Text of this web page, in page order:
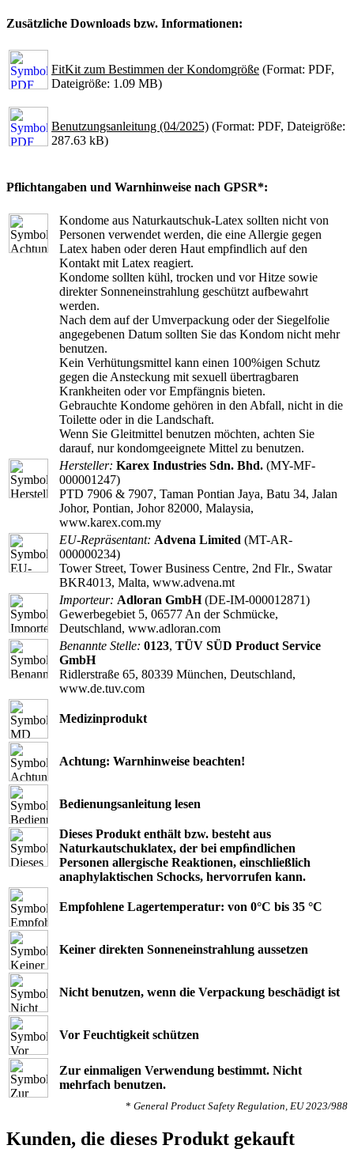
Zusätzliche Downloads bzw. Informationen:
FitKit zum Bestimmen der Kondomgröße (Format: PDF,
Dateigröße: 1.09 MB)
Benutzungsanleitung (04/2025) (Format: PDF, Dateigröße:
287.63 kB)
Pflichtangaben und Warnhinweise nach GPSR*:
Kondome aus Naturkautschuk-Latex sollten nicht von
Personen verwendet werden, die eine Allergie gegen
Latex haben oder deren Haut empfindlich auf den
Kontakt mit Latex reagiert.
Kondome sollten kühl, trocken und vor Hitze sowie
direkter Sonneneinstrahlung geschützt aufbewahrt
werden.
Nach dem auf der Umverpackung oder der Siegelfolie
angegebenen Datum sollten Sie das Kondom nicht mehr
benutzen.
Kein Verhütungsmittel kann einen 100%igen Schutz
gegen die Ansteckung mit sexuell übertragbaren
Krankheiten oder vor Empfängnis bieten.
Gebrauchte Kondome gehören in den Abfall, nicht in die
Toilette oder in die Landschaft.
Wenn Sie Gleitmittel benutzen möchten, achten Sie
darauf, nur kondomgeeignete Mittel zu benutzen.
Hersteller: Karex Industries Sdn. Bhd. (MY-MF-
000001247)
PTD 7906 & 7907, Taman Pontian Jaya, Batu 34, Jalan
Johor, Pontian, Johor 82000, Malaysia,
www.karex.com.my
EU-Repräsentant: Advena Limited (MT-AR-
000000234)
Tower Street, Tower Business Centre, 2nd Flr., Swatar
BKR4013, Malta, www.advena.mt
Importeur: Adloran GmbH(DE-IM-000012871)
Gewerbegebiet 5, 06577 An der Schmücke,
Deutschland, www.adloran.com
Benannte Stelle: 0123, TÜV SÜD Product Service
GmbH
Ridlerstraße 65, 80339 München, Deutschland,
www.de.tuv.com
Medizinprodukt
Achtung: Warnhinweise beachten!
Bedienungsanleitung lesen
Dieses Produkt enthält bzw. besteht aus
Naturkautschuklatex, der bei empﬁndlichen
Personen allergische Reaktionen, einschließlich
anaphylaktischen Schocks, hervorrufen kann.
Empfohlene Lagertemperatur: von 0°C bis 35 °C
Keiner direkten Sonneneinstrahlung aussetzen
Nicht benutzen, wenn die Verpackung beschädigt ist
Vor Feuchtigkeit schützen
Zur einmaligen Verwendung bestimmt. Nicht
mehrfach benutzen.
* General Product Safety Regulation, EU 2023/988
Kunden, die dieses Produkt gekauft